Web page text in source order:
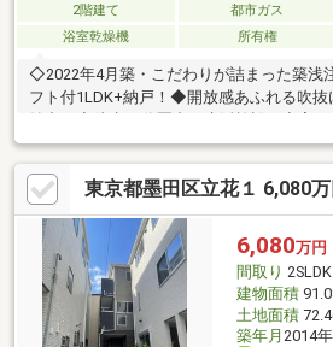
2階建て 都市ガス
浴室乾燥機
所有権
◇2022年4月築・こだわりが詰まった築浅
フト付1LDK+納戸！◆開放感あふれる吹抜
使いです！※図面と現況に相違がある場合
す。
東京都墨田区立花１ 6,080
6,080万円
間取り 2SLDK
建物面積
土地面積
築年月 2014